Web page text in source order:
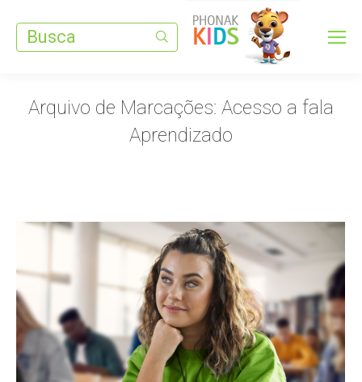
Search:
Arquivo de Marcações: Acesso a fala
Aprendizado